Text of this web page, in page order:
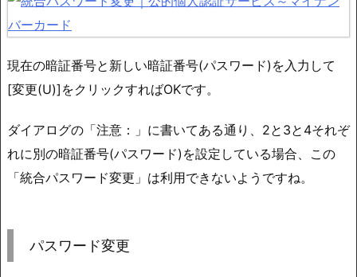
現在の暗証番号と新しい暗証番号(パスワード)を入力して
[変更(U)]をクリックすればOKです。
ダイアログの「注意：」に書いてある通り、2と3と4それぞ
れに別の暗証番号(パスワード)を設定している場合、この
「統合パスワード変更」は利用できないようですね。
パスワード変更